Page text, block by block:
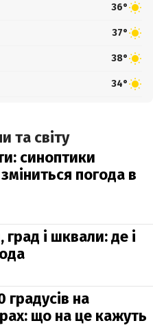
36°
37°
38°
34°
та світу
синоптики
погода в
і шквали: де і
градусів на
що на це кажуть